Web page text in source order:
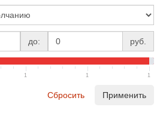
до: руб.
1 1 1
Сбросить Применить